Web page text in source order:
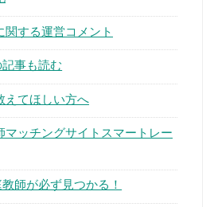
関する運営コメント
事も読む
えてほしい方へ
マッチングサイトスマートレー
師が必ず見つかる！